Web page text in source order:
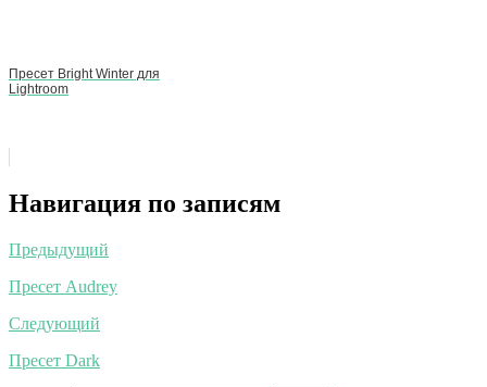
Пресет Bright Winter для
Lightroom
Навигация по записям
Предыдущий
Пресет Audrey
Следующий
Пресет Dark